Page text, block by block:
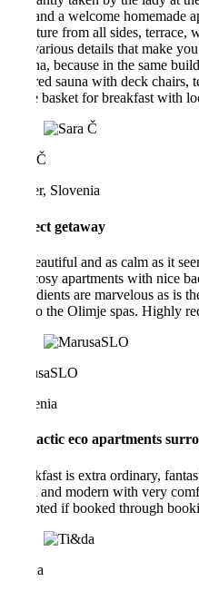
info and a welcome homemade
of nature from all sides,
and various details that make
Oriana, because in the same
infrared sauna with deck
made basket for breakfast with
Sara Č
Koper, Slovenia
Perfect getaway
As beautiful and as calm as it
and cosy apartments with nice
ingredients are marvelous as is
and to the Olimje spas. Highly
MarusaSLO
Slovenia
Fantactic eco apartments
Breakfast is extra ordinary,
clean and modern with very
accepted if booked through
Ti&da